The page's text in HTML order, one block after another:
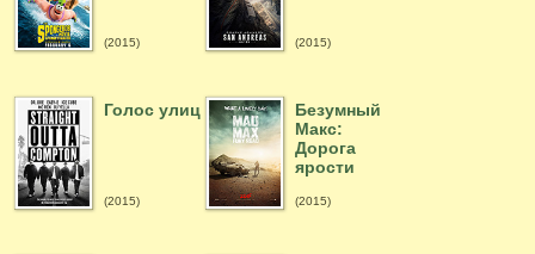
(2015) (2015)
Голос улиц
(2015)
Безумный
Макс:
Дорога
ярости
(2015)